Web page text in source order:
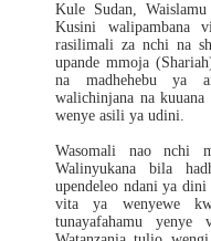
Kule Sudan,
Kusini walipambana
rasilimali za nchi na
upande mmoja
na madhehebu ya
walichinjana na
wenye asili ya udini.
Wasomali nao nchi
Walinyukana bila
upendeleo ndani ya
vita ya wenyewe
tunayafahamu